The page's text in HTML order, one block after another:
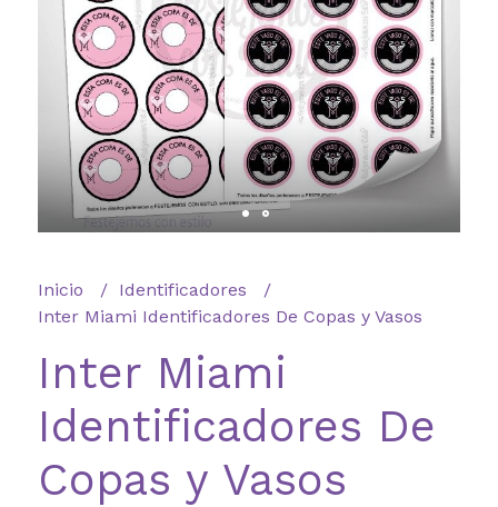
Inicio
Identificadores
Inter Miami Identificadores De Copas y Vasos
Inter Miami
Identificadores De
Copas y Vasos